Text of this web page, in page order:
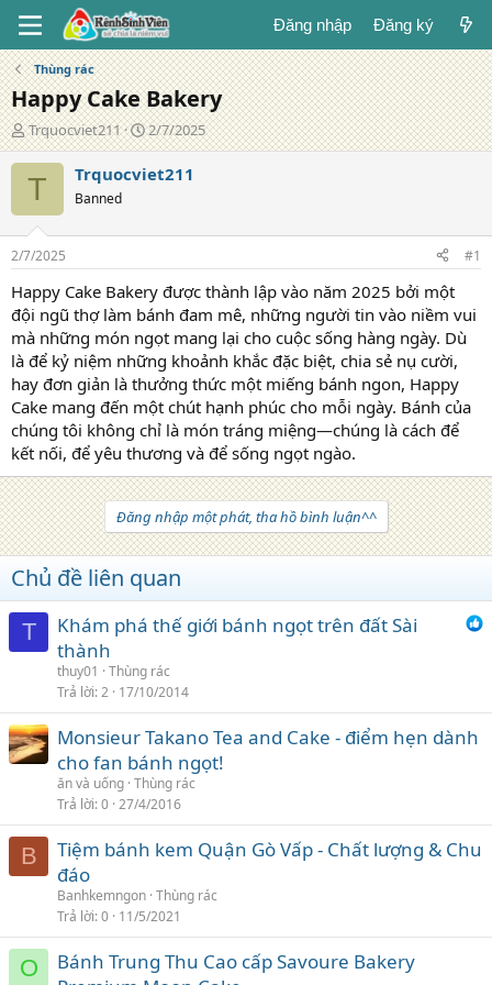
Đăng nhập Đăng ký
Thùng rác
Happy Cake Bakery
T
á
c
ả
Trquocviet211
N
g
à
g
2/7/2025
T Trquocviet211
Banned
2/7/2025 #1
Happy Cake Bakery được thành lập vào năm 2025 bởi một
đội ngũ thợ làm bánh đam mê, những người tin vào niềm vui
mà những món ngọt mang lại cho cuộc sống hàng ngày. Dù
là để kỷ niệm những khoảnh khắc đặc biệt, chia sẻ nụ cười,
hay đơn giản là thưởng thức một miếng bánh ngon, Happy
Cake mang đến một chút hạnh phúc cho mỗi ngày. Bánh của
chúng tôi không chỉ là món tráng miệng—chúng là cách để
kết nối, để yêu thương và để sống ngọt ngào.
Đăng nhập một phát, tha hồ bình luận^^
Chủ đề liên quan
T
Khám phá thế giới bánh ngọt trên đất Sài
thành
thuy01
Thùng rác
Trả lời 2 17/10/2014
Monsieur Takano Tea and Cake - điểm hẹn dành
cho fan bánh ngọt!
ăn và uống Thùng rác
Trả lời 0 27/4/2016
B
Tiệm bánh kem Quận Gò Vấp - Chất lượng & Chu
đáo
Banhkemngon Thùng rác
Trả lời 0 11/5/2021
O
Bánh Trung Thu Cao cấp Savoure Bakery